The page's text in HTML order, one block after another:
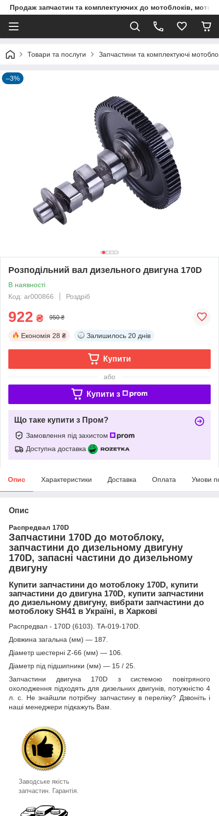
Продаж запчастин та комплектуючих до мотоблоків,
Товари та послуги Запчастини та комплектуючі
–3%
Розподільний вал дизельного двигуна 170D
В наявності
Код: ar000866
Роздріб
922 ₴ 950 ₴
Економія 28 ₴ Залишилось 20 днів
Купити
або
Купити з
Що таке купити з Пром?
Замовлення під захистом
Доступна доставка
Опис Характеристики Доставка Оплата Умови
Опис
Распредвал 170D
Запчастини 170D до мотоблоку,
запчастини до дизельному двигуну
170D, запасні частини до дизельному
двигуну
Купити запчастини до мотоблоку 170D, купити
запчастини до двигуна 170D, купити запчастини
до дизельному двигуну, вибрати запчастини до
мотоблоку SH41 в Україні, в Харкові
Распредвал - 170D (6103). TA-019-170D.
Довжина загальна (мм) — 187.
Діаметр шестерні Z-66 (мм) — 106.
Діаметр під підшипники (мм) — 15 / 25.
Запчастини двигуна 170D з системою повітряного
охолодження підходять для дизельних двигунів, потужністю 4
л. с. Не знайшли потрібну запчастину в переліку? Дзвоніть і
наші менеджери підкажуть Вам.
Заводське якість
запчастин. Гарантія.